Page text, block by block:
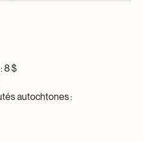
8 $
autochtones :